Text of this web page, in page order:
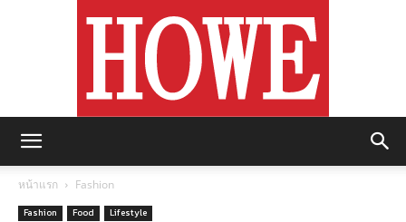
หน้าแรก Fashion
Fashion Food Lifestyle